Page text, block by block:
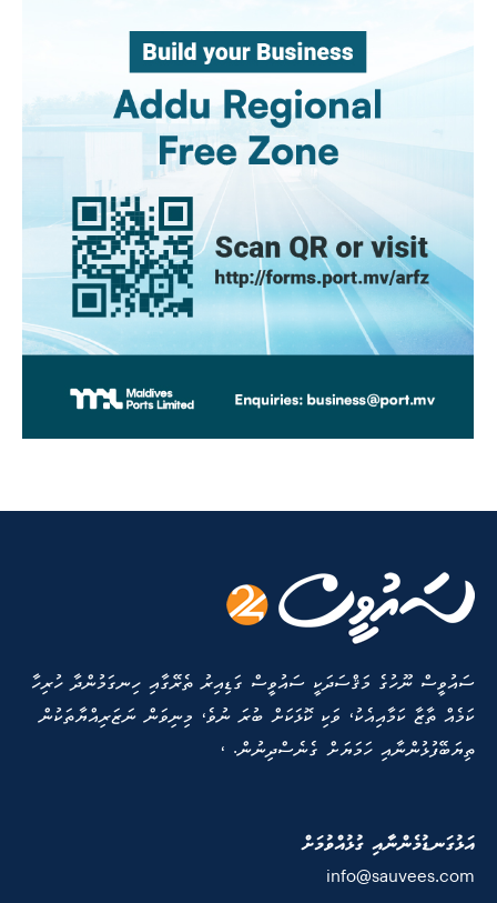
ސައުވީސް ނޫހުގެ މަޤްސަދަކީ ސައުވީސް ގަޑިއިރު ތެރޭގާއި ހިނގަމުންދާ ހުރިހާ
ކަމެއް ތާޒާ ކަމާއިއެކު، ވަކި ކޮޅަކަށް ބުރަ ނުވެ، މިނިވަން ނަޒަރިއްޔާތަކުން
ތިޔަބޭފުޅުންނާއި ހަމަޔަށް ގެނެސްދިނުން. ،
އަޅުގަނޑުމެންނާއި ގުޅުއްވުމަށް
info@sauvees.com